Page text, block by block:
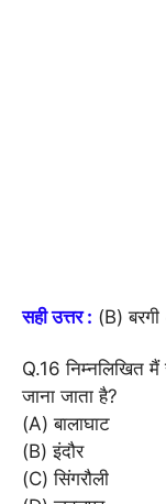
सही उत्तर : (B) बरगी
Q.16 निम्नलिखित
जाना जाता है?
(A) बालाघाट
(B) इंदौर
(C) सिंगरौली